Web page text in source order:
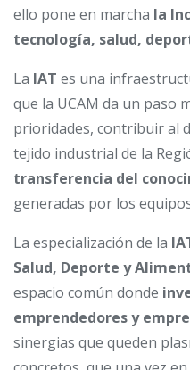
ello pone en marcha la
tecnología, salud,
La IAT es una
que la UCAM da un paso
prioridades, contribuir al
tejido industrial de la
transferencia del
generadas por los
La especialización de la
Salud, Deporte y
espacio común donde
emprendedores y
sinergias que queden